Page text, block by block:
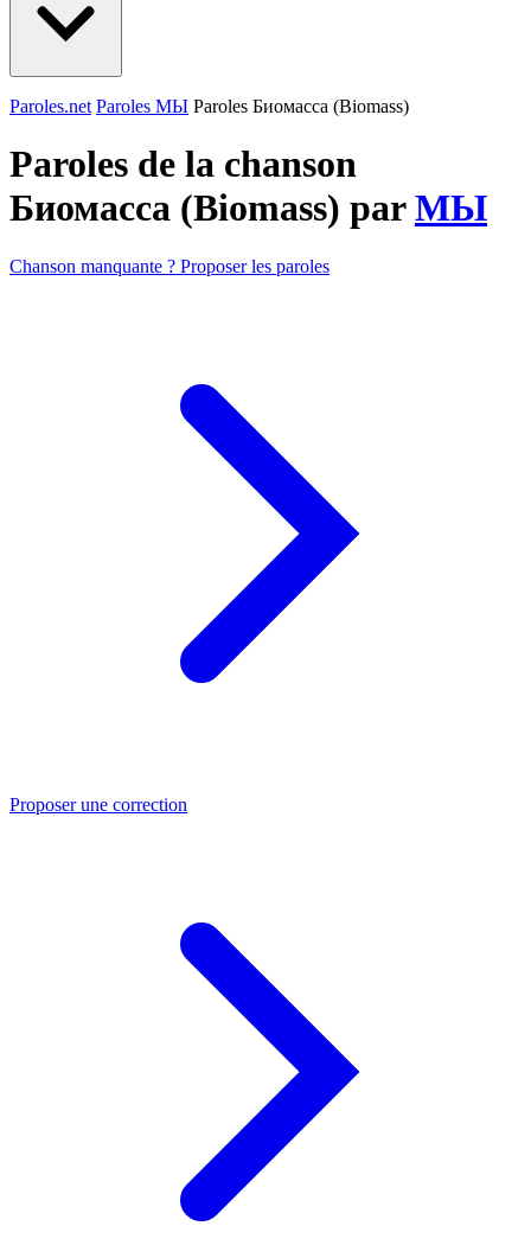
Paroles.net Paroles МЫ Paroles Биомасса (Biomass)
Paroles de la chanson
Биомасса (Biomass) parМЫ
Chanson manquante ? Proposer les paroles
Proposer une correction